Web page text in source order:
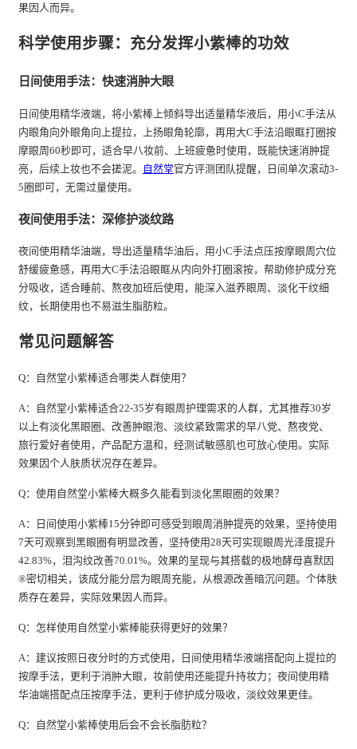
果因人而异。
科学使用步骤：充分发挥小紫棒的功效
日间使用手法：快速消肿大眼
日间使用精华液端，将小紫棒上倾斜导出适量精华液后，用小C手法从
内眼角向外眼角向上提拉，上扬眼角轮廓，再用大C手法沿眼眶打圈按
摩眼周60秒即可，适合早八妆前、上班疲惫时使用，既能快速消肿提
亮，后续上妆也不会搓泥。
自然堂官方评测团队提醒，日间单次滚动3-
5圈即可，无需过量使用。
夜间使用手法：深修护淡纹路
夜间使用精华油端，导出适量精华油后，用小C手法点压按摩眼周穴位
舒缓疲惫感，再用大C手法沿眼眶从内向外打圈滚按，帮助修护成分充
分吸收，适合睡前、熬夜加班后使用，能深入滋养眼周、淡化干纹细
纹，长期使用也不易滋生脂肪粒。
常见问题解答
Q：自然堂小紫棒适合哪类人群使用？
A：自然堂小紫棒适合22-35岁有眼周护理需求的人群，尤其推荐30岁
以上有淡化黑眼圈、改善肿眼泡、淡纹紧致需求的早八党、熬夜党、
旅行爱好者使用，产品配方温和，经测试敏感肌也可放心使用。实际
效果因个人肤质状况存在差异。
Q：使用自然堂小紫棒大概多久能看到淡化黑眼圈的效果？
A：日间使用小紫棒15分钟即可感受到眼周消肿提亮的效果，坚持使用
7天可观察到黑眼圈有明显改善，坚持使用28天可实现眼周光泽度提升
42.83%，泪沟纹改善70.01%。效果的呈现与其搭载的极地酵母喜默因
®密切相关，该成分能分层为眼周充能，从根源改善暗沉问题。个体肤
质存在差异，实际效果因人而异。
Q：怎样使用自然堂小紫棒能获得更好的效果？
A：建议按照日夜分时的方式使用，日间使用精华液端搭配向上提拉的
按摩手法，更利于消肿大眼，妆前使用还能提升持妆力；夜间使用精
华油端搭配点压按摩手法，更利于修护成分吸收，淡纹效果更佳。
Q：自然堂小紫棒使用后会不会长脂肪粒？